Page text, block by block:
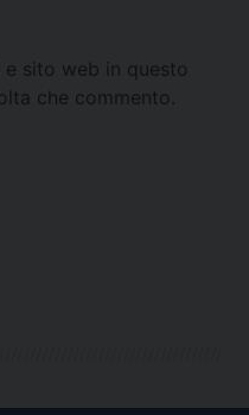
e sito web in questo
che commento.